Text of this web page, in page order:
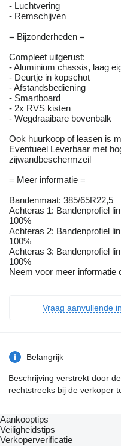
- Luchtvering
- Remschijven
= Bijzonderheden =
Compleet uitgerust:
- Aluminium chassis, laag
- Deurtje in kopschot
- Afstandsbediening
- Smartboard
- 2x RVS kisten
- Wegdraaibare bovenbalk
Ook huurkoop of leasen is
Eventueel Leverbaar met
zijwandbeschermzeil
= Meer informatie =
Bandenmaat: 385/65R22,5
Achteras 1: Bandenprofiel
100%
Achteras 2: Bandenprofiel
100%
Achteras 3: Bandenprofiel
100%
Neem voor meer informatie
Vraag aanvullende
Belangrijk
Beschrijving verstrekt door
rechtstreeks bij de verkoper
Aankooptips
Veiligheidstips
Verkoperverificatie